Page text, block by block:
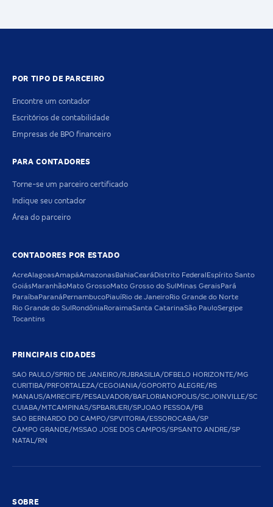
POR TIPO DE PARCEIRO
Encontre um contador
Escritórios de contabilidade
Empresas de BPO financeiro
PARA CONTADORES
Torne-se um parceiro certificado
Indique seu contador
Área do parceiro
CONTADORES POR ESTADO
AcreAlagoasAmapáAmazonas BahiaCeará Distrito Federal Espírito Santo
GoiásMaranhãoMato GrossoMato Grosso do Sul Minas Gerais Pará
Paraíba Paraná PernambucoPiauíRio de JaneiroRio Grande do Norte
Rio Grande do Sul Rondônia RoraimaSanta CatarinaSão PauloSergipe
Tocantins
PRINCIPAIS CIDADES
SAO PAULO/SPRIO DE JANEIRO/RJBRASILIA/DFBELO HORIZONTE/MG
CURITIBA/PRFORTALEZA/CEGOIANIA/GOPORTO ALEGRE/RS
MANAUS/AMRECIFE/PESALVADOR/BAFLORIANOPOLIS/SCJOINVILLE/SC
CUIABA/MTCAMPINAS/SPBARUERI/SPJOAO PESSOA/PB
SAO BERNARDO DO CAMPO/SPVITORIA/ESSOROCABA/SP
CAMPO GRANDE/MSSAO JOSE DOS CAMPOS/SPSANTO ANDRE/SP
NATAL/RN
SOBRE